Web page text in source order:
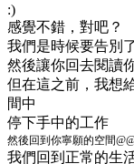
:)
感覺不錯，對吧？
我們是時候要告別
然後讓你回去閱讀
但在這之前，我想
間中
停下手中的工作
然後回到你寧願的空間
我們回到正常的生